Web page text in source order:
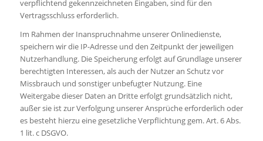
verpflichtend gekennzeichneten Eingaben, sind für den
Vertragsschluss erforderlich.
Im Rahmen der Inanspruchnahme unserer Onlinedienste,
speichern wir die IP-Adresse und den Zeitpunkt der jeweiligen
Nutzerhandlung. Die Speicherung erfolgt auf Grundlage unserer
berechtigten Interessen, als auch der Nutzer an Schutz vor
Missbrauch und sonstiger unbefugter Nutzung. Eine
Weitergabe dieser Daten an Dritte erfolgt grundsätzlich nicht,
außer sie ist zur Verfolgung unserer Ansprüche erforderlich oder
es besteht hierzu eine gesetzliche Verpflichtung gem. Art. 6 Abs.
1 lit. c DSGVO.